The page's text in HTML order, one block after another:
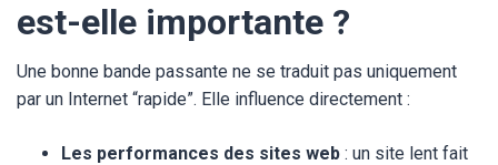
est-elle importante ?
Une bonne bande passante ne se traduit pas uniquement
par un Internet “rapide”. Elle influence directement :
Les performances des sites web : un site lent fait